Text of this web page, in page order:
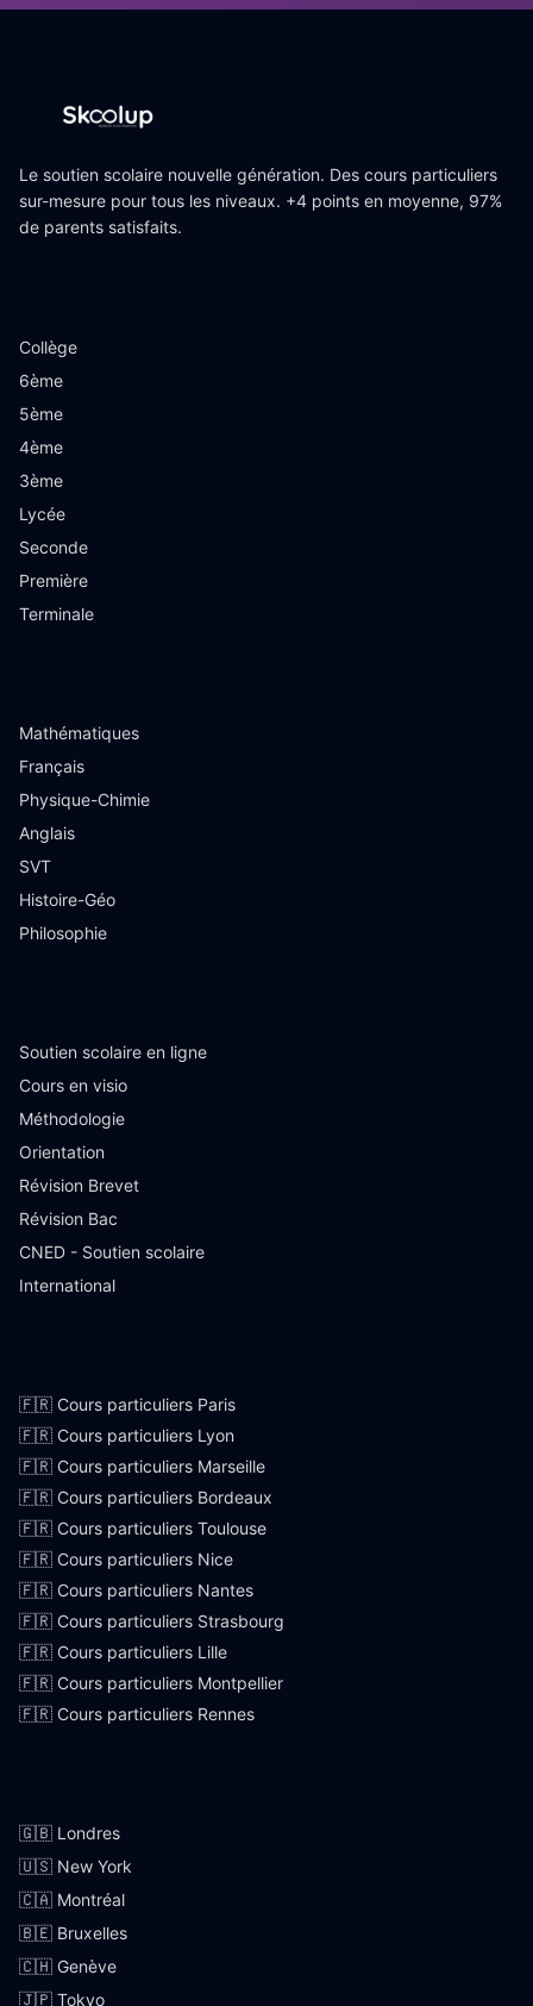
Le soutien scolaire nouvelle génération. Des cours particuliers
sur-mesure pour tous les niveaux. +4 points en moyenne, 97%
de parents satisfaits.
Collège
6ème
5ème
4ème
3ème
Lycée
Seconde
Première
Terminale
Mathématiques
Français
Physique-Chimie
Anglais
SVT
Histoire-Géo
Philosophie
Soutien scolaire en ligne
Cours en visio
Méthodologie
Orientation
Révision Brevet
Révision Bac
CNED - Soutien scolaire
International
🇫🇷 Cours particuliers Paris
🇫🇷 Cours particuliers Lyon
🇫🇷 Cours particuliers Marseille
🇫🇷 Cours particuliers Bordeaux
🇫🇷 Cours particuliers Toulouse
🇫🇷 Cours particuliers Nice
🇫🇷 Cours particuliers Nantes
🇫🇷 Cours particuliers Strasbourg
🇫🇷 Cours particuliers Lille
🇫🇷 Cours particuliers Montpellier
🇫🇷 Cours particuliers Rennes
🇬🇧 Londres
🇺🇸 New York
🇨🇦 Montréal
🇧🇪 Bruxelles
🇨🇭 Genève
🇯🇵 Tokyo